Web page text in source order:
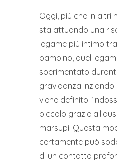
Oggi, più che in altri
sta attuando una
legame più intimo
bambino, quel
sperimentato
gravidanza inziando
viene definito
piccolo grazie
marsupi. Questa
certamente può
di un contatto